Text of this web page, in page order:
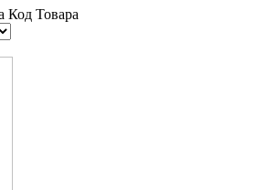
Код Товара